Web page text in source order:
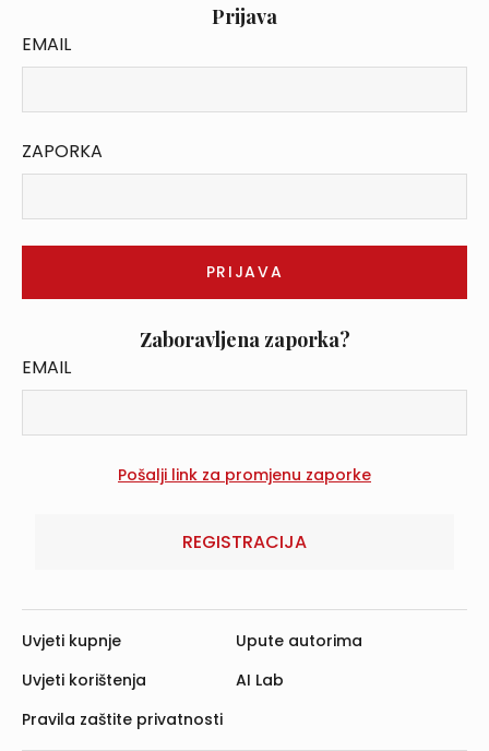
Prijava
EMAIL
ZAPORKA
Zaboravljena zaporka?
EMAIL
REGISTRACIJA
Uvjeti kupnje
Uvjeti korištenja
Pravila zaštite privatnosti
Upute autorima
AI Lab